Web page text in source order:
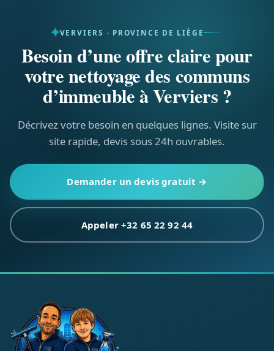
VERVIERS · PROVINCE DE LIÈGE
Besoin d’une offre claire pour
votre nettoyage des communs
d’immeuble à Verviers ?
Décrivez votre besoin en quelques lignes. Visite sur
site rapide, devis sous 24h ouvrables.
Demander un devis gratuit →
Appeler +32 65 22 92 44